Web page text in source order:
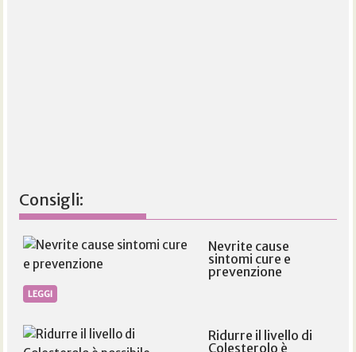
Consigli:
Nevrite cause
sintomi cure e
prevenzione
LEGGI
Ridurre il livello di
Colesterolo è